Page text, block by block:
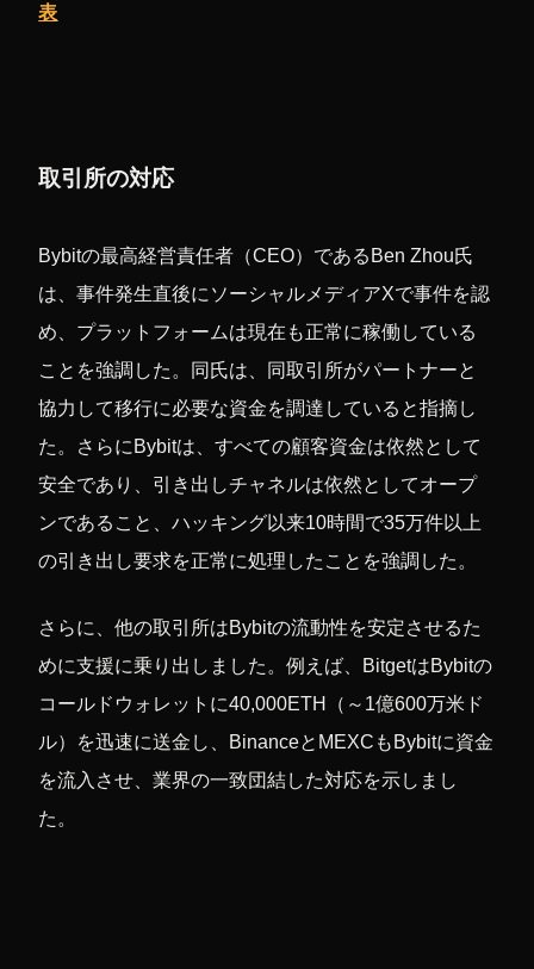
表
取引所の対応
Bybitの最高経営責任者（CEO）であるBen Zhou氏
は、事件発生直後にソーシャルメディアXで事件を認
め、プラットフォームは現在も正常に稼働している
ことを強調した。同氏は、同取引所がパートナーと
協力して移行に必要な資金を調達していると指摘し
た。さらにBybitは、すべての顧客資金は依然として
安全であり、引き出しチャネルは依然としてオープ
ンであること、ハッキング以来10時間で35万件以上
の引き出し要求を正常に処理したことを強調した。
さらに、他の取引所はBybitの流動性を安定させるた
めに支援に乗り出しました。例えば、BitgetはBybitの
コールドウォレットに40,000ETH（～1億600万米ド
ル）を迅速に送金し、BinanceとMEXCもBybitに資金
を流入させ、業界の一致団結した対応を示しまし
た。